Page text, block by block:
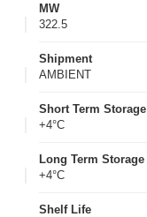
MW
322.5
Shipment
AMBIENT
Short Term Storage
+4°C
Long Term Storage
+4°C
Shelf Life